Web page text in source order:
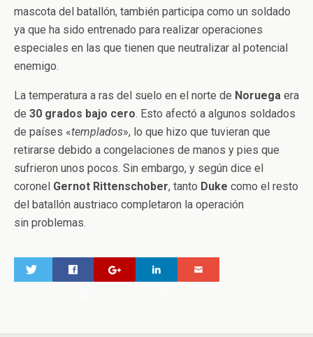
mascota del batallón, también participa como un soldado
ya que ha sido entrenado para realizar operaciones
especiales en las que tienen que neutralizar al potencial
enemigo.
La temperatura a ras del suelo en el norte de Noruega era
de 30 grados bajo cero. Esto afectó a algunos soldados
de países «templados», lo que hizo que tuvieran que
retirarse debido a congelaciones de manos y pies que
sufrieron unos pocos. Sin embargo, y según dice el
coronel Gernot Rittenschober, tanto Duke como el resto
del batallón austriaco completaron la operación
sin problemas.